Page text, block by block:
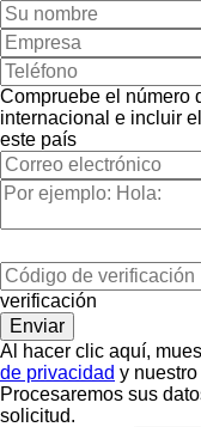
Compruebe el número
internacional e incluir
este país
verificación
Al hacer clic aquí,
de privacidad y nuestro
Procesaremos sus
solicitud.